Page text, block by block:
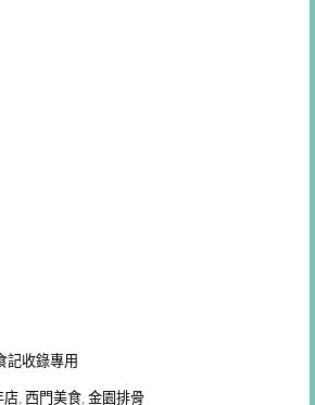
記收錄專用
店, 西門美食, 金園排骨